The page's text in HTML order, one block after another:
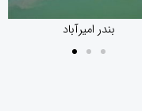
بندر امیرآباد